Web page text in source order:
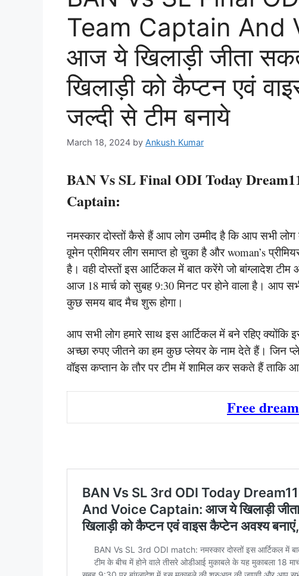
Team Captain And
आज ये खिलाड़ी जीता
खिलाड़ी को कैप्टन एवं
जल्दी से टीम बनाये
March 18, 2024 by Ankush Kumar
BAN Vs SL Final ODI Today
Captain:
नमस्कार दोस्तों कैसे हैं आप लोग उम्मीद है कि आप सभी
वूमेन प्रीमियर लीग समाप्त हो चुका है और woman’s
है। वही दोस्तों इस आर्टिकल में बात करेंगे जो बांग्लादेश
आज 18 मार्च को सुबह 9:30 मिनट पर होने वाला है। आप
कुछ समय बाद मैच शुरू होगा।
आप सभी लोग हमारे साथ इस आर्टिकल में बने रहिए
अच्छा रुपए जीतने का हम कुछ प्लेयर के नाम देते हैं। जिन
वॉइस कप्तान के तौर पर टीम में शामिल कर सकते हैं
Free